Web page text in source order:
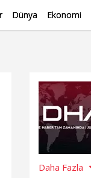
Dünya Ekonomi
Daha Fazla